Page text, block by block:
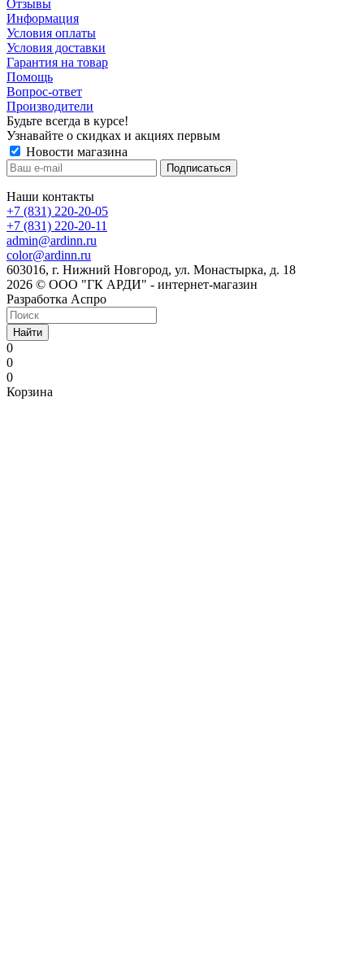
Отзывы
Информация
Условия оплаты
Условия доставки
Гарантия на товар
Помощь
Вопрос-ответ
Производители
Будьте всегда в курсе!
Узнавайте о скидках и акциях первым
Новости магазина
Наши контакты
+7 (831) 220-20-05
+7 (831) 220-20-11
admin@ardinn.ru
color@ardinn.ru
603016, г. Нижний Новгород, ул. Монастырка, д. 18
2026 © ООО "ГК АРДИ" - интернет-магазин
Разработка Аспро
Найти
0
0
0
Корзина